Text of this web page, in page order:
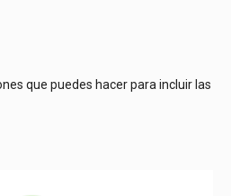
que puedes hacer para incluir las